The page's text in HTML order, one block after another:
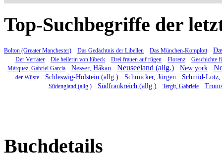
Top-Suchbegriffe der
Bolton (Greater Manchester) Das Gedächtnis der Libellen Das München-Komplott
Der Verräter Die heilerin von lübeck Drei frauen auf rügen Florenz
Geschichte
Márquez, Gabriel García
Nesser, Håkan Neuseeland (allg.) New york
der Wüste Schleswig-Holstein (allg.) Schmicker, Jürgen Schmid-Lotz,
Südengland (allg.) Südfrankreich (allg.) Tergit, Gabriele
Buchdetails